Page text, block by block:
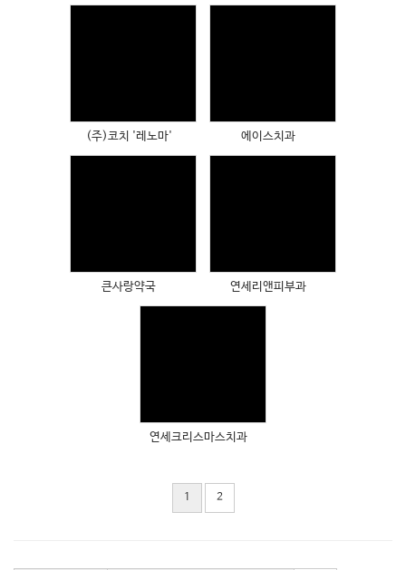
(주)코치 '레노마' 에이스치과
큰사랑약국 연세리앤피부과
연세크리스마스치과
1 2